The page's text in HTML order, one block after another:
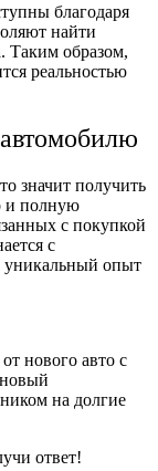
благодаря
найти
Таким образом,
реальностью
значит получить
и полную
с покупкой
с
уникальный опыт
нового авто с
на долгие
ответ!